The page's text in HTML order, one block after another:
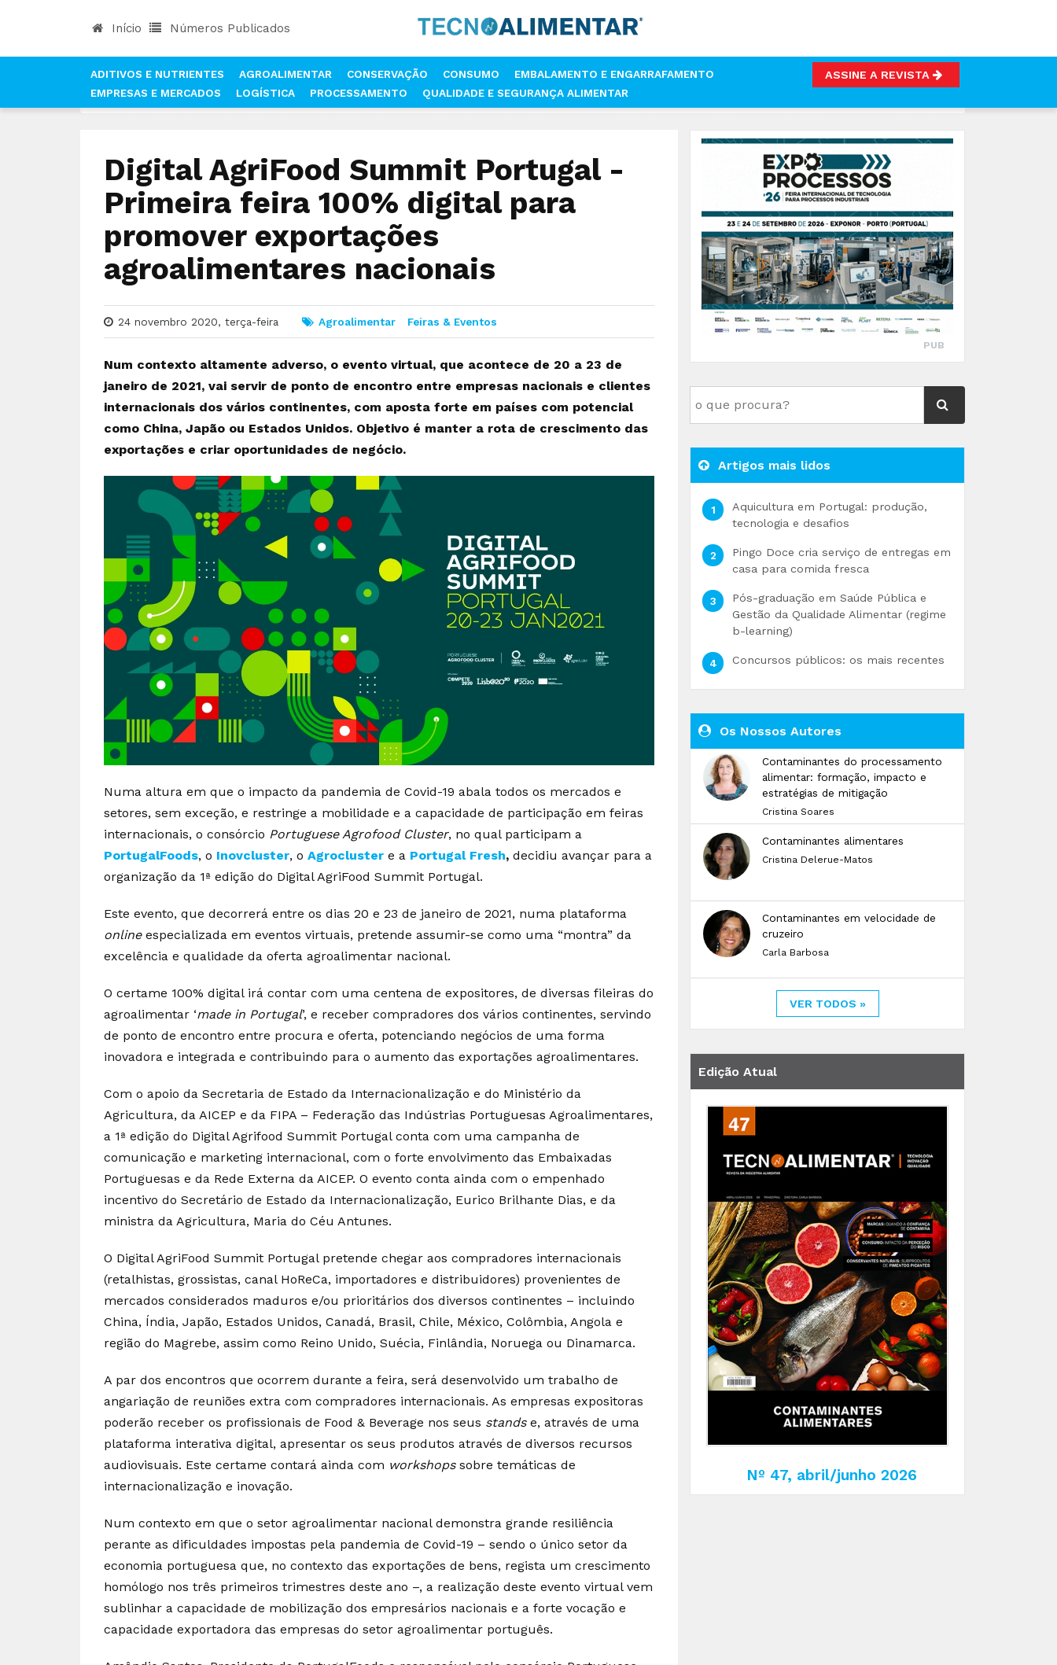
Início Números Publicados
ADITIVOS E NUTRIENTES AGROALIMENTAR CONSERVAÇÃO CONSUMO
EMBALAMENTO E ENGARRAFAMENTO
EMPRESAS E MERCADOS
LOGÍSTICA PROCESSAMENTO QUALIDADE E SEGURANÇA ALIMENTAR
ASSINE A REVISTA
DIGITAL AGRIFOOD SUMMIT PORTUGAL - PRIMEIRA FEIRA 100% DIGITAL PARA PROMOVER EXPORTAÇÕES AGROALIMENTARES NACIONAIS
Digital AgriFood Summit Portugal -
Primeira feira 100% digital para
promover exportações
agroalimentares nacionais
24 novembro 2020, terça-feira Agroalimentar Feiras & Eventos
Num contexto altamente adverso, o evento virtual, que acontece de 20 a 23 de
janeiro de 2021, vai servir de ponto de encontro entre empresas nacionais e clientes
internacionais dos vários continentes, com aposta forte em países com potencial
como China, Japão ou Estados Unidos. Objetivo é manter a rota de crescimento das
exportações e criar oportunidades de negócio.
Numa altura em que o impacto da pandemia de Covid-19 abala todos os mercados e
setores, sem exceção, e restringe a mobilidade e a capacidade de participação em feiras
internacionais, o consórcio Portuguese Agrofood Cluster, no qual participam a
PortugalFoods, o Inovcluster, o Agrocluster e a Portugal Fresh, decidiu avançar para a
organização da 1ª edição do Digital AgriFood Summit Portugal.
Este evento, que decorrerá entre os dias 20 e 23 de janeiro de 2021, numa plataforma
online especializada em eventos virtuais, pretende assumir-se como uma “montra” da
excelência e qualidade da oferta agroalimentar nacional.
O certame 100% digital irá contar com uma centena de expositores, de diversas fileiras do
agroalimentar ‘made in Portugal’, e receber compradores dos vários continentes, servindo
de ponto de encontro entre procura e oferta, potenciando negócios de uma forma
inovadora e integrada e contribuindo para o aumento das exportações agroalimentares.
Com o apoio da Secretaria de Estado da Internacionalização e do Ministério da
Agricultura, da AICEP e da FIPA – Federação das Indústrias Portuguesas Agroalimentares,
a 1ª edição do Digital Agrifood Summit Portugal conta com uma campanha de
comunicação e marketing internacional, com o forte envolvimento das Embaixadas
Portuguesas e da Rede Externa da AICEP. O evento conta ainda com o empenhado
incentivo do Secretário de Estado da Internacionalização, Eurico Brilhante Dias, e da
ministra da Agricultura, Maria do Céu Antunes.
O Digital AgriFood Summit Portugal pretende chegar aos compradores internacionais
(retalhistas, grossistas, canal HoReCa, importadores e distribuidores) provenientes de
mercados considerados maduros e/ou prioritários dos diversos continentes – incluindo
China, Índia, Japão, Estados Unidos, Canadá, Brasil, Chile, México, Colômbia, Angola e
região do Magrebe, assim como Reino Unido, Suécia, Finlândia, Noruega ou Dinamarca.
A par dos encontros que ocorrem durante a feira, será desenvolvido um trabalho de
angariação de reuniões extra com compradores internacionais. As empresas expositoras
poderão receber os profissionais de Food & Beverage nos seus stands e, através de uma
plataforma interativa digital, apresentar os seus produtos através de diversos recursos
audiovisuais. Este certame contará ainda com workshops sobre temáticas de
internacionalização e inovação.
Num contexto em que o setor agroalimentar nacional demonstra grande resiliência
perante as dificuldades impostas pela pandemia de Covid-19 – sendo o único setor da
economia portuguesa que, no contexto das exportações de bens, regista um crescimento
homólogo nos três primeiros trimestres deste ano –, a realização deste evento virtual vem
sublinhar a capacidade de mobilização dos empresários nacionais e a forte vocação e
capacidade exportadora das empresas do setor agroalimentar português.
PUB
Artigos mais lidos
Aquicultura em Portugal: produção,
tecnologia e desafios
Pingo Doce cria serviço de entregas em
casa para comida fresca
Pós-graduação em Saúde Pública e
Gestão da Qualidade Alimentar (regime
b-learning)
Concursos públicos: os mais recentes
Os Nossos Autores
Contaminantes do processamento
alimentar: formação, impacto e
estratégias de mitigação
Cristina Soares
Contaminantes alimentares
Cristina Delerue-Matos
Contaminantes em velocidade de
cruzeiro
Carla Barbosa
VER TODOS »
Edição Atual
Nº 47, abril/junho 2026